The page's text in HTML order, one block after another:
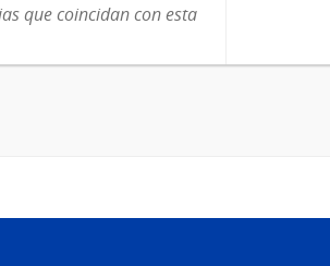
que coincidan con esta